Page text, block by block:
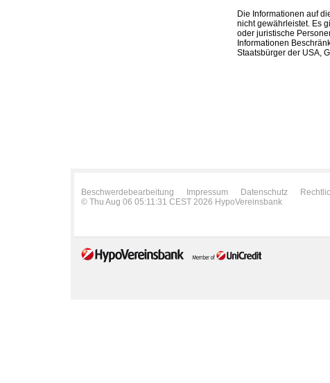
Die Informationen auf
nicht gewährleistet. Es
oder juristische
Informationen
Staatsbürger der USA,
Beschwerdebearbeitung Impressum Datenschutz
© Thu Aug 06 05:11:31 CEST 2026 HypoVereinsbank